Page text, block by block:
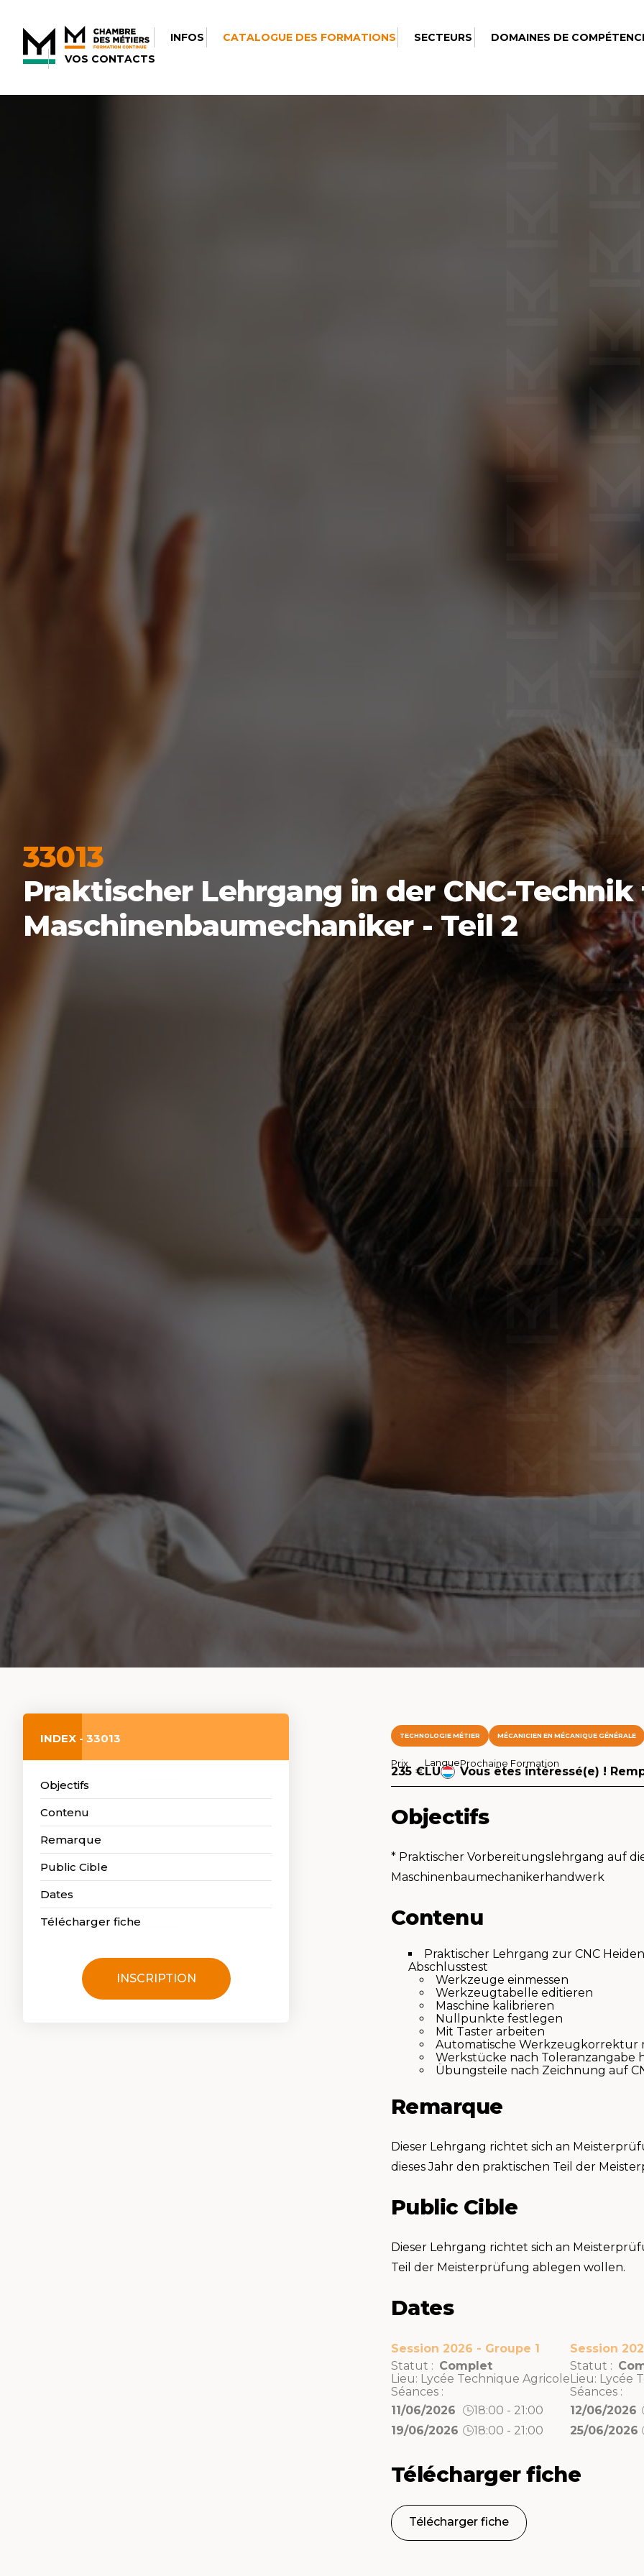
INFOS CATALOGUE DES FORMATIONS SECTEURS
DOMAINES DE
VOS CONTACTS
33013
Praktischer Lehrgang in der CNC-Technik
Maschinenbaumechaniker - Teil 2
INDEX - 33013
Objectifs
Contenu
Remarque
Public Cible
Dates
Télécharger fiche
INSCRIPTION
TECHNOLOGIE MÉTIER MÉCANICIEN EN MÉCANIQUE GÉNÉRALE
Prix
235 €
Langue
LU
Prochaine Formation
Vous êtes intéressé(e) !
Objectifs
* Praktischer Vorbereitungslehrgang auf
Maschinenbaumechanikerhandwerk
Contenu
Praktischer Lehrgang zur CNC
Abschlusstest
Werkzeuge einmessen
Werkzeugtabelle editieren
Maschine kalibrieren
Nullpunkte festlegen
Mit Taster arbeiten
Automatische Werkzeugkorrektur
Werkstücke nach Toleranzangabe
Übungsteile nach Zeichnung auf
Remarque
Dieser Lehrgang richtet sich an
dieses Jahr den praktischen Teil der
Public Cible
Dieser Lehrgang richtet sich an
Teil der Meisterprüfung ablegen wollen.
Dates
Session 2026 - Groupe 1
Statut : Complet
Lieu: Lycée Technique Agricole
Séances :
11/06/2026
18:00 - 21:00
19/06/2026
18:00 - 21:00
Session
Statut :
Lieu: Lycée
Séances :
12/06/2026
25/06/2026
Télécharger fiche
Télécharger fiche